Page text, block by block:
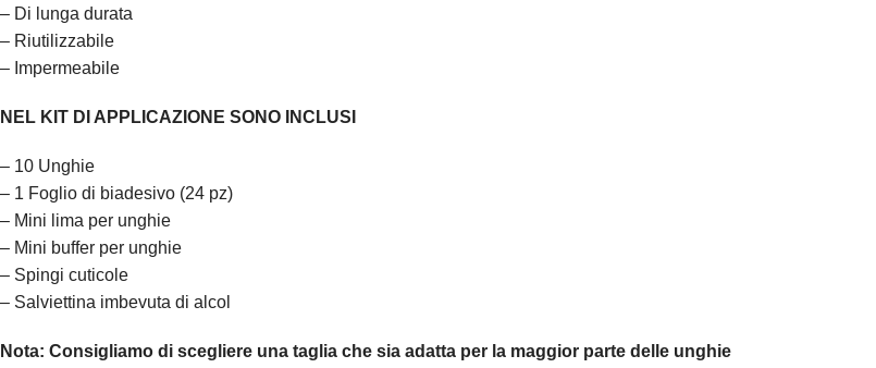
– Di lunga durata
– Riutilizzabile
– Impermeabile
NEL KIT DI APPLICAZIONE SONO INCLUSI
– 10 Unghie
– 1 Foglio di biadesivo (24 pz)
– Mini lima per unghie
– Mini buffer per unghie
– Spingi cuticole
– Salviettina imbevuta di alcol
Nota: Consigliamo di scegliere una taglia che sia adatta per la maggior parte delle unghie